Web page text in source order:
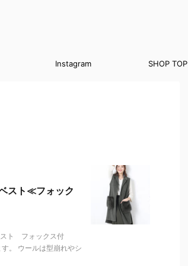
Instagram SHOP TOP
スト≪フォック
スト フォックス付
。 ウールは型崩れやシ